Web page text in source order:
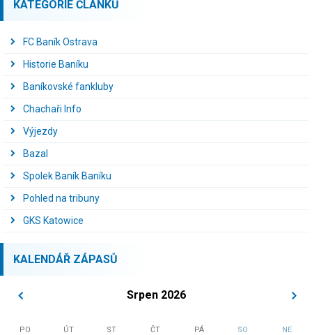
KATEGORIE ČLÁNKŮ
FC Baník Ostrava
Historie Baníku
Baníkovské fankluby
Chachaři Info
Výjezdy
Bazal
Spolek Baník Baníku
Pohled na tribuny
GKS Katowice
KALENDÁŘ ZÁPASŮ
Srpen 2026
PO ÚT ST ČT PÁ SO NE